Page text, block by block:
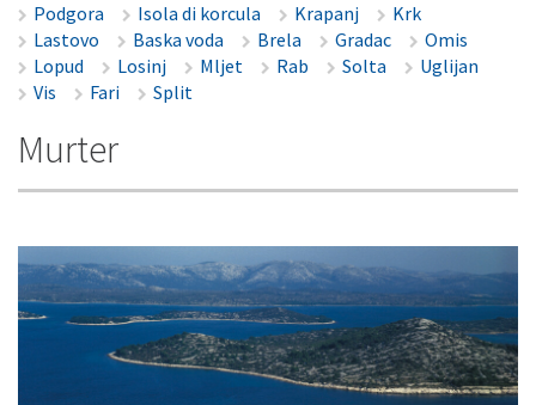
Podgora
Isola di korcula Krapanj
Krk
Lastovo
Baska voda Brela Gradac
Omis
Lopud
Losinj Mljet Rab Solta
Uglijan
Vis
Fari Split
Murter